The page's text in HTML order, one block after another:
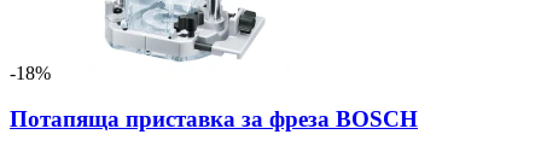
-18%
Потапяща приставка за фреза BOSCH